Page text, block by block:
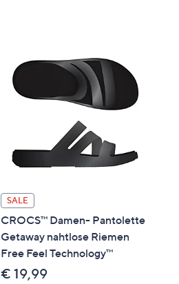
SALE
CROCS™ Damen- Pantolette
Getaway nahtlose Riemen
Free Feel Technology™
€ 19,99